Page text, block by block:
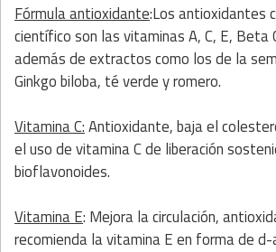
Fórmula antioxidante:Los antioxidantes
científico son las vitaminas A, C, E, Beta
además de extractos como los de la
Ginkgo biloba, té verde y romero.
Vitamina C:Antioxidante, baja el
el uso de vitamina C de liberación
bioflavonoides.
Vitamina E: Mejora la circulación,
recomienda la vitamina E en forma de